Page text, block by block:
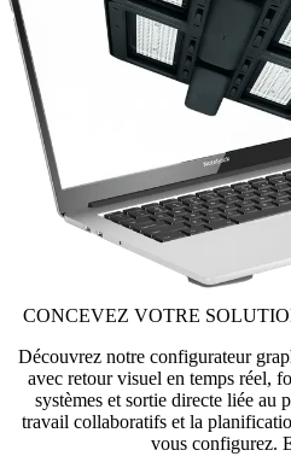
CONCEVEZ VOTRE
Découvrez notre configurateur
avec retour visuel en temps réel,
systèmes et sortie directe liée au
travail collaboratifs et la
vous configurez.